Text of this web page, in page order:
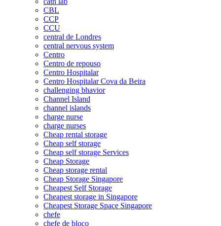
CBL
CCP
CCU
central de Londres
central nervous system
Centro
Centro de repouso
Centro Hospitalar
Centro Hospitalar Cova da Beira
challenging bhavior
Channel Island
channel islands
charge nurse
charge nurses
Cheap rental storage
Cheap self storage
Cheap self storage Services
Cheap Storage
Cheap storage rental
Cheap Storage Singapore
Cheapest Self Storage
Cheapest storage in Singapore
Cheapest Storage Space Singapore
chefe
chefe de bloco